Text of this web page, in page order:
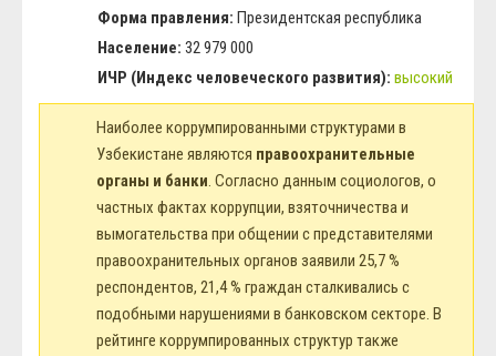
Форма правления: Президентская республика
Население: 32 979 000
ИЧР (Индекс человеческого развития): высокий
Наиболее коррумпированными структурами в
Узбекистане являются правоохранительные
органы и банки. Согласно данным социологов, о
частных фактах коррупции, взяточничества и
вымогательства при общении с представителями
правоохранительных органов заявили 25,7 %
респондентов, 21,4 % граждан сталкивались с
подобными нарушениями в банковском секторе. В
рейтинге коррумпированных структур также